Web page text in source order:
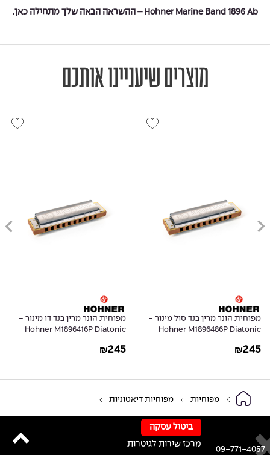
Hohner Marine Band 1896 Ab – ההשראה הבאה שלך מתחילה כאן.
מוצרים שיעניינו אותכם
מפוחית הונר מרין בנד סול מינור -
Hohner M1896486P Diatonic
G Natural Minor
₪245
מפוחית הונר מרין בנד דו מינור -
Hohner M1896416P Diatonic
C Natural Minor
₪245
מפוחיות מפוחיות דיאטוניות
09-771-4057
ביטול עסקה
מרכז שירות לגיטרות